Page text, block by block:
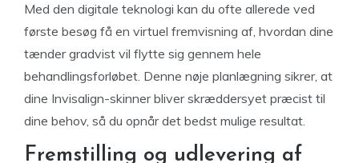
Med den digitale teknologi kan du ofte allerede ved
første besøg få en virtuel fremvisning af, hvordan dine
tænder gradvist vil flytte sig gennem hele
behandlingsforløbet. Denne nøje planlægning sikrer, at
dine Invisalign-skinner bliver skræddersyet præcist til
dine behov, så du opnår det bedst mulige resultat.
Fremstilling og udlevering af